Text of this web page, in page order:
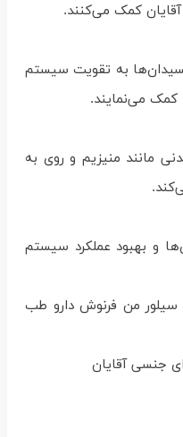
کمک می‌کنند.
به تقویت سیستم
کمک می‌نمایند.
مانند منیزیم و روی به
و بهبود عملکرد سیستم
سیلور من فرنوش دارو طب
جنسی آقایان